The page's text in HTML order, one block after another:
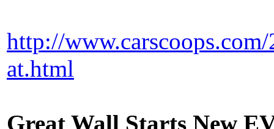
http://
at.html
Great Wall Starts New